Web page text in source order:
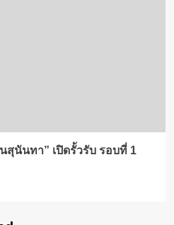
สุนันทา” เปิดรั้วรับ รอบที่ 1